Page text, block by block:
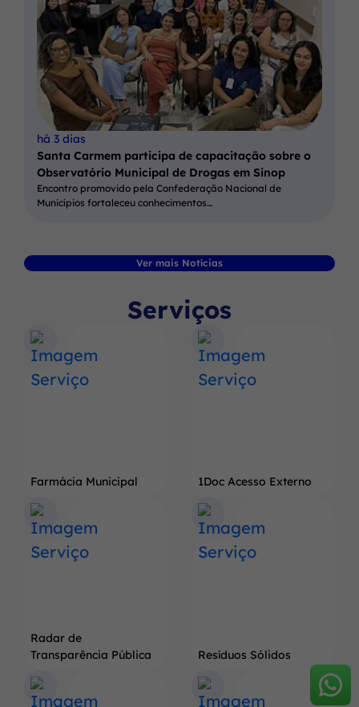
há 3 dias
Santa Carmem participa de capacitação sobre o
Observatório Municipal de Drogas em Sinop
Encontro promovido pela Confederação Nacional de
Municípios fortaleceu conhecimentos…
Ver mais Notícias
Serviços
Farmácia Municipal 1Doc Acesso Externo
Radar de
Transparência Pública
Resíduos Sólidos